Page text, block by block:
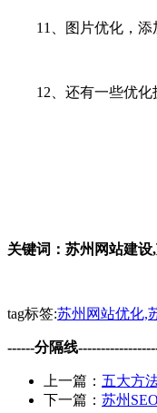
11、图片优化，添加
12、还有一些优化技
关键词：苏州网站建
tag标签:苏州网站优化,
------分隔线
上一篇： 五大方
下一篇： 苏州